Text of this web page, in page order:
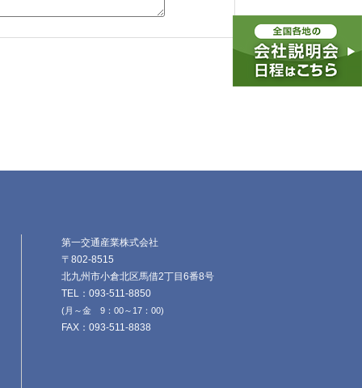
第一交通産業株式会社
〒802-8515
北九州市小倉北区馬借2丁目6番8号
TEL：093-511-8850
(月～金 9：00～17：00)
FAX：093-511-8838